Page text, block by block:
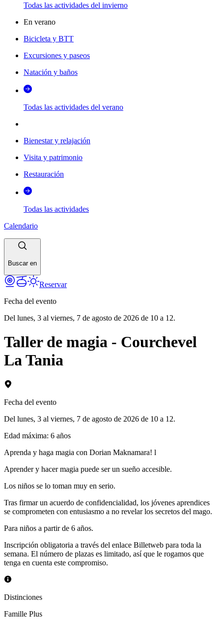
Todas las actividades del invierno
En verano
Bicicleta y BTT
Excursiones y paseos
Natación y baños
Todas las actividades del verano
Bienestar y relajación
Visita y patrimonio
Restauración
Todas las actividades
Calendario
Buscar en
Reservar
Fecha del evento
Del lunes, 3 al viernes, 7 de agosto de 2026 de 10 a 12.
Taller de magia - Courchevel
La Tania
Fecha del evento
Del lunes, 3 al viernes, 7 de agosto de 2026 de 10 a 12.
Edad máxima: 6 años
Aprenda y haga magia con Dorian Maknamara! l
Aprender y hacer magia puede ser un sueño accesible.
Los niños se lo toman muy en serio.
Tras firmar un acuerdo de confidencialidad, los jóvenes aprendices
se comprometen con entusiasmo a no revelar los secretos del mago.
Para niños a partir de 6 años.
Inscripción obligatoria a través del enlace Billetweb para toda la
semana. El número de plazas es limitado, así que le rogamos que
tenga en cuenta este compromiso.
Distinciones
Famille Plus